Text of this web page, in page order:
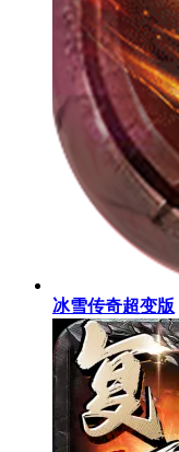
冰雪传奇超变版